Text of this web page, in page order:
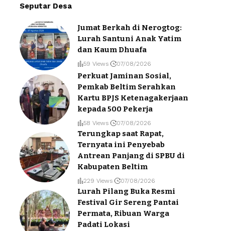
Seputar Desa
Jumat Berkah di Nerogtog:
Lurah Santuni Anak Yatim
dan Kaum Dhuafa
59 Views 07/08/2026
Perkuat Jaminan Sosial,
Pemkab Beltim Serahkan
Kartu BPJS Ketenagakerjaan
kepada 500 Pekerja
58 Views 07/08/2026
Terungkap saat Rapat,
Ternyata ini Penyebab
Antrean Panjang di SPBU di
Kabupaten Beltim
229 Views 07/08/2026
Lurah Pilang Buka Resmi
Festival Gir Sereng Pantai
Permata, Ribuan Warga
Padati Lokasi